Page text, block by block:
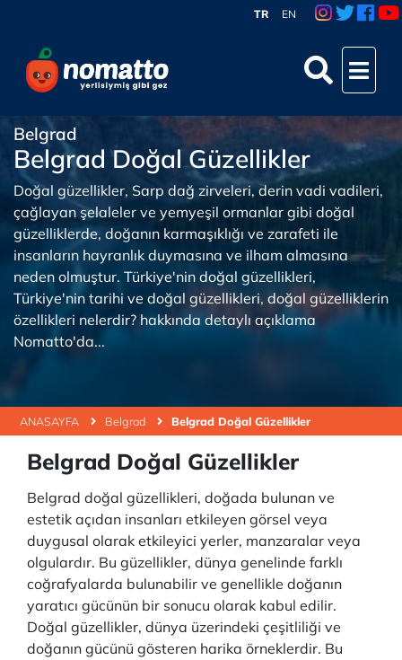
TR EN
ANASAYFA Belgrad Belgrad Doğal Güzellikler
Belgrad
Belgrad Doğal Güzellikler
Doğal güzellikler, Sarp dağ zirveleri, derin vadi vadileri,
çağlayan şelaleler ve yemyeşil ormanlar gibi doğal
güzelliklerde, doğanın karmaşıklığı ve zarafeti ile
insanların hayranlık duymasına ve ilham almasına
neden olmuştur. Türkiye'nin doğal güzellikleri,
Türkiye'nin tarihi ve doğal güzellikleri, doğal güzelliklerin
özellikleri nelerdir? hakkında detaylı açıklama
Nomatto'da...
Belgrad Doğal Güzellikler
Belgrad doğal güzellikleri, doğada bulunan ve
estetik açıdan insanları etkileyen görsel veya
duygusal olarak etkileyici yerler, manzaralar veya
olgulardır. Bu güzellikler, dünya genelinde farklı
coğrafyalarda bulunabilir ve genellikle doğanın
yaratıcı gücünün bir sonucu olarak kabul edilir.
Doğal güzellikler, dünya üzerindeki çeşitliliği ve
doğanın gücünü gösteren harika örneklerdir. Bu